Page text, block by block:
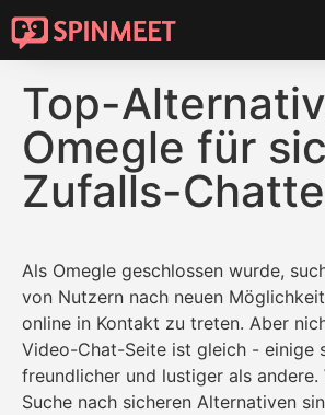
Top-
Omegle für
Zufalls-
Als Omegle geschlossen wurde,
von Nutzern nach neuen
online in Kontakt zu treten. Aber
Video-Chat-Seite ist gleich - einige
freundlicher und lustiger als andere.
Suche nach sicheren Alternativen